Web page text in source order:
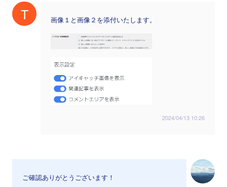
T 画像１と画像２を添付いたします。
2024/04/13 10:26
ご確認ありがとうございます！